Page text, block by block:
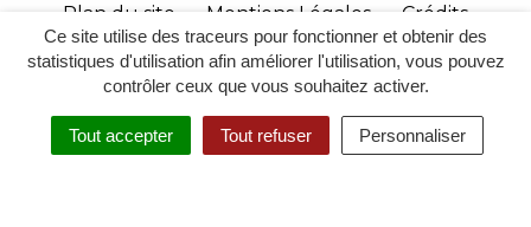
Ce site utilise des traceurs pour fonctionner et obtenir des
statistiques d'utilisation afin améliorer l'utilisation, vous pouvez
contrôler ceux que vous souhaitez activer.
Tout accepter Tout refuser Personnaliser
RECHERCHER
ACCESSIBILITÉ
Plan du site
Mentions Légales
Crédits
Site
réalisé
par
Inovagora